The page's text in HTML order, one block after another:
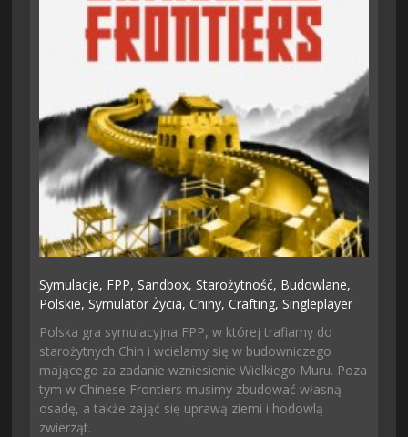
Symulacje, FPP,Sandbox,Starożytność, Budowlane,
Polskie,Symulator Życia,Chiny,Crafting,Singleplayer
Polska gra symulacyjna FPP, w której trafiamy do
starożytnych Chin i wcielamy się w budowniczego
mającego za zadanie wzniesienie Wielkiego Muru. Poza
tym w Chinese Frontiers musimy zbudować własną
osadę, a także zająć się uprawą ziemi i hodowlą
zwierząt.